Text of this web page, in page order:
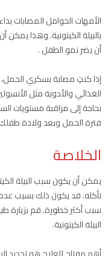
الأمهات الحوامل المصابات
بالبيلة الكيتونية. وهذا
أن يضر نمو الطفل .
إذا كنتِ مصابة بسكري
الغذائي والأدوية مثل
بحاجة إلى مراقبة مستويات
فترة الحمل وبعد ولادة
الخلاصة
يمكن أن يكون سبب البيلة
تأكله. قد يكون ذلك بسبب
سبب أكثر خطورة. قم بزيارة
البيلة الكيتونية.